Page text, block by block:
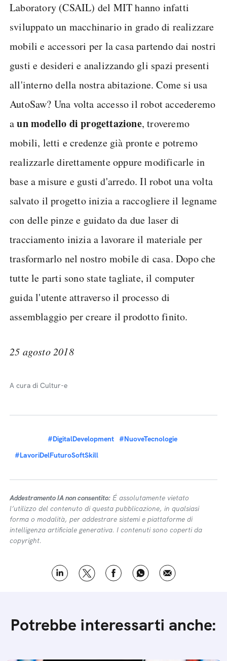
Laboratory (CSAIL) del MIT hanno infatti
sviluppato un macchinario in grado di realizzare
mobili e accessori per la casa partendo dai nostri
gusti e desideri e analizzando gli spazi presenti
all'interno della nostra abitazione. Come si usa
AutoSaw? Una volta accesso il robot accederemo
aun modello di progettazione, troveremo
mobili, letti e credenze già pronte e potremo
realizzarle direttamente oppure modificarle in
base a misure e gusti d'arredo. Il robot una volta
salvato il progetto inizia a raccogliere il legname
con delle pinze e guidato da due laser di
tracciamento inizia a lavorare il materiale per
trasformarlo nel nostro mobile di casa. Dopo che
tutte le parti sono state tagliate, il computer
guida l'utente attraverso il processo di
assemblaggio per creare il prodotto finito.
25 agosto 2018
A cura di Cultur-e
#DigitalDevelopment #NuoveTecnologie
#LavoriDelFuturoSoftSkill
Addestramento IA non consentito: É assolutamente vietato
l’utilizzo del contenuto di questa pubblicazione, in qualsiasi
forma o modalità, per addestrare sistemi e piattaforme di
intelligenza artificiale generativa. I contenuti sono coperti da
copyright.
Potrebbe interessarti anche: